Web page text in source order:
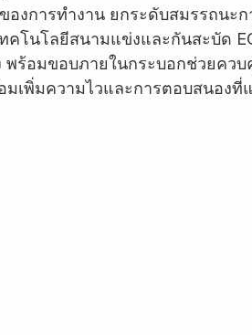
งการทำงาน ยกระดับสมรรถนะ
คโนโลยีสนามแข่งและกันสะบัด
พร้อมขอบภายในกระบอกช่วยคว
มเพิ่มความไวและการตอบสนอง